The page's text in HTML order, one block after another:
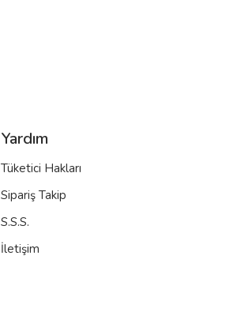
Yardım
Tüketici Hakları
Sipariş Takip
S.S.S.
İletişim